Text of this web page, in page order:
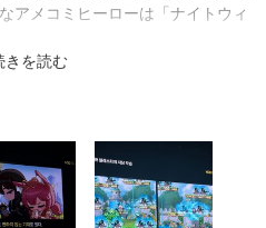
アメコミヒーローは「ナイトウィ
を読む